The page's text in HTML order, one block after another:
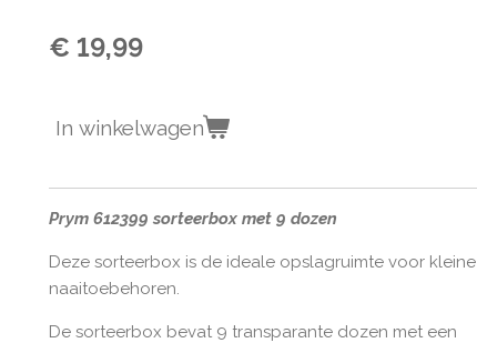
€ 19,99
In winkelwagen
Prym 612399 sorteerbox met 9 dozen
Deze sorteerbox is de ideale opslagruimte voor kleine
naaitoebehoren.
De sorteerbox bevat 9 transparante dozen met een